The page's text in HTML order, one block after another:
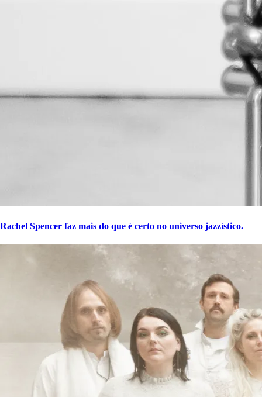
Rachel Spencer faz mais do que é certo no universo jazzístico.